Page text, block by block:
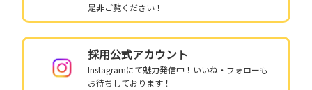
是非ご覧ください！
採用公式アカウント
Instagramにて魅力発信中！いいね・フォローも
お待ちしております！